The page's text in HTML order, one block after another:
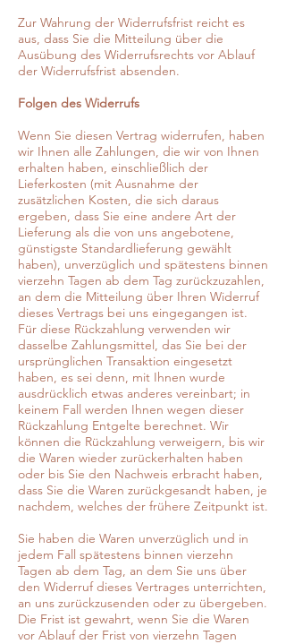
Zur Wahrung der Widerrufsfrist reicht es
aus, dass Sie die Mitteilung über die
Ausübung des Widerrufsrechts vor Ablauf
der Widerrufsfrist absenden.
Folgen des Widerrufs
Wenn Sie diesen Vertrag widerrufen, haben
wir Ihnen alle Zahlungen, die wir von Ihnen
erhalten haben, einschließlich der
Lieferkosten (mit Ausnahme der
zusätzlichen Kosten, die sich daraus
ergeben, dass Sie eine andere Art der
Lieferung als die von uns angebotene,
günstigste Standardlieferung gewählt
haben), unverzüglich und spätestens binnen
vierzehn Tagen ab dem Tag zurückzuzahlen,
an dem die Mitteilung über Ihren Widerruf
dieses Vertrags bei uns eingegangen ist.
Für diese Rückzahlung verwenden wir
dasselbe Zahlungsmittel, das Sie bei der
ursprünglichen Transaktion eingesetzt
haben, es sei denn, mit Ihnen wurde
ausdrücklich etwas anderes vereinbart; in
keinem Fall werden Ihnen wegen dieser
Rückzahlung Entgelte berechnet. Wir
können die Rückzahlung verweigern, bis wir
die Waren wieder zurückerhalten haben
oder bis Sie den Nachweis erbracht haben,
dass Sie die Waren zurückgesandt haben, je
nachdem, welches der frühere Zeitpunkt ist.
Sie haben die Waren unverzüglich und in
jedem Fall spätestens binnen vierzehn
Tagen ab dem Tag, an dem Sie uns über
den Widerruf dieses Vertrages unterrichten,
an uns zurückzusenden oder zu übergeben.
Die Frist ist gewahrt, wenn Sie die Waren
vor Ablauf der Frist von vierzehn Tagen